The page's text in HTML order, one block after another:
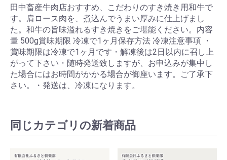
田中畜産牛肉店おすすめ、こだわりのすき焼き用和牛で
す。肩ロース肉を、煮込んでうまい厚みに仕上げまし
た。和牛の旨味溢れるすき焼きをご堪能ください。内容
量 500g賞味期限 冷凍で1ヶ月保存方法 冷凍注意事項 ・
賞味期限は冷凍で1ヶ月です・解凍後は2日以内に召し上
がって下さい・随時発送致しますが、お申込みが集中し
た場合にはお時間がかかる場合が御座います。ご了承下
さい。・発送は、冷凍になります。
同じカテゴリの新着商品